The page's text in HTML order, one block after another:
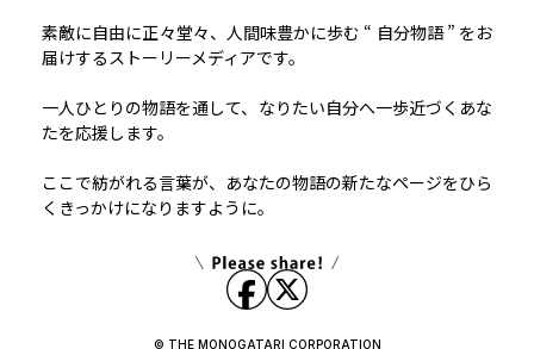
素敵に自由に正々堂々、人間味豊かに歩む “ 自分物語 ” をお
届けするストーリーメディアです。
一人ひとりの物語を通して、なりたい自分へ一歩近づくあな
たを応援します。
ここで紡がれる言葉が、あなたの物語の新たなページをひら
くきっかけになりますように。
© THE MONOGATARI CORPORATION